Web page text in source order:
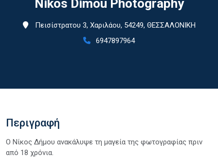
Nikos Dimou Photography
Πεισίστρατου 3, Χαριλάου, 54249, ΘΕΣΣΑΛΟΝΙΚΗ
6947897964
Περιγραφή
Ο Νίκος Δήμου ανακάλυψε τη μαγεία της φωτογραφίας πριν
από 18 χρόνια.